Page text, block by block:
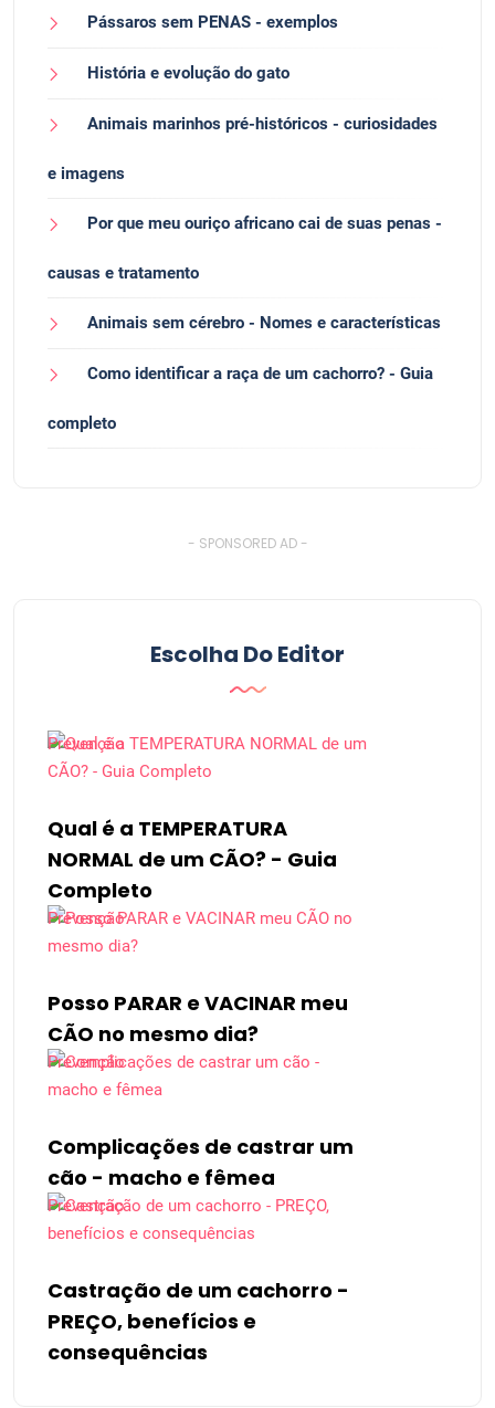
Pássaros sem PENAS - exemplos
História e evolução do gato
Animais marinhos pré-históricos - curiosidades
e imagens
Por que meu ouriço africano cai de suas penas -
causas e tratamento
Animais sem cérebro - Nomes e características
Como identificar a raça de um cachorro? - Guia
completo
- SPONSORED AD -
Escolha Do Editor
Prevenção
Qual é a TEMPERATURA
NORMAL de um CÃO? - Guia
Completo
Prevenção
Posso PARAR e VACINAR meu
CÃO no mesmo dia?
Prevenção
Complicações de castrar um
cão - macho e fêmea
Prevenção
Castração de um cachorro -
PREÇO, benefícios e
consequências